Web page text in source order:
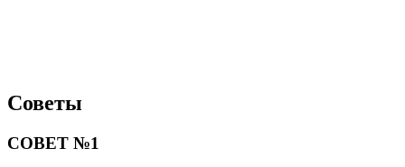
Советы
СОВЕТ №1